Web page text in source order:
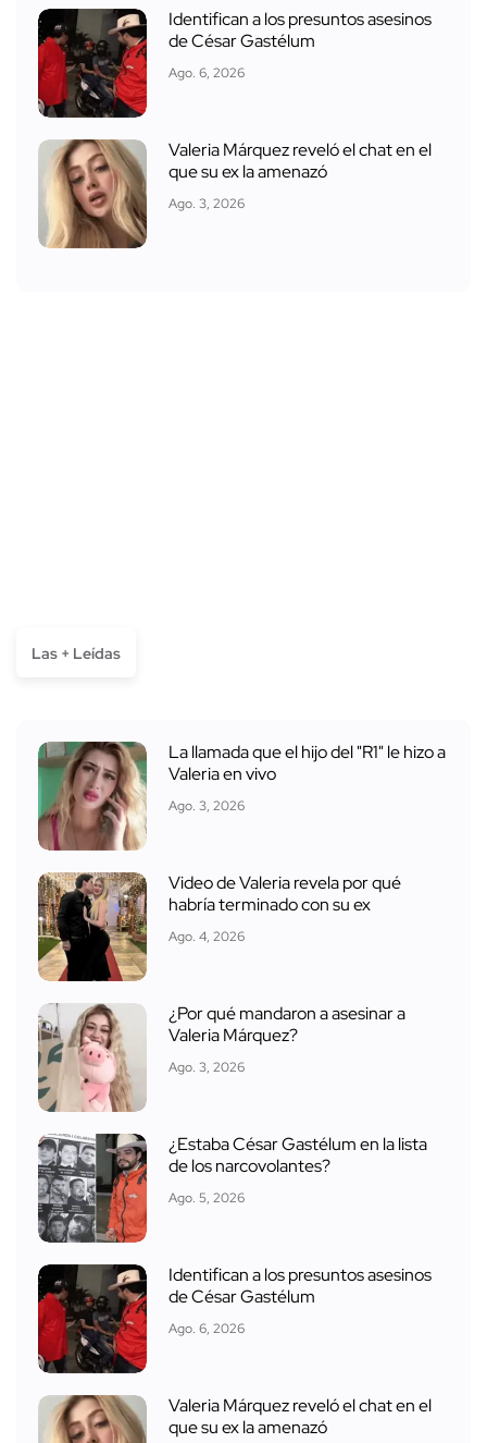
Identifican a los presuntos asesinos
de César Gastélum
Ago. 6, 2026
Valeria Márquez reveló el chat en el
que su ex la amenazó
Ago. 3, 2026
Las + Leídas
La llamada que el hijo del "R1" le hizo a
Valeria en vivo
Ago. 3, 2026
Video de Valeria revela por qué
habría terminado con su ex
Ago. 4, 2026
¿Por qué mandaron a asesinar a
Valeria Márquez?
Ago. 3, 2026
¿Estaba César Gastélum en la lista
de los narcovolantes?
Ago. 5, 2026
Identifican a los presuntos asesinos
de César Gastélum
Ago. 6, 2026
Valeria Márquez reveló el chat en el
que su ex la amenazó